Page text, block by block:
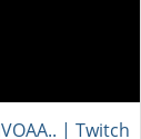
| Twitch